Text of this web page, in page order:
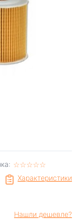
☆☆☆☆☆
★★★★★
Характеристики
Нашли дешевле?